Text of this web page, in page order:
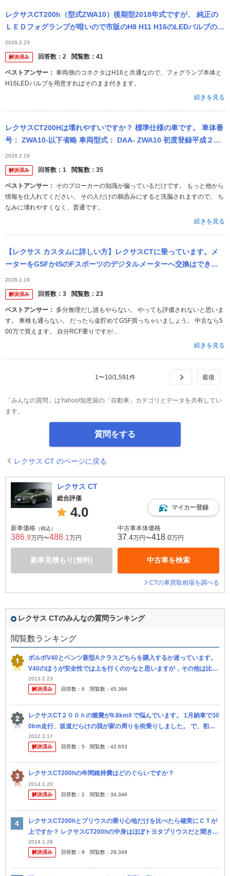
レクサスCT200h（型式ZWA10）後期型2018年式ですが、 純正の
ＬＥＤフォグランプが暗いので市販のH8 H11 H16のLEDバルブの
交換したいのですが、純正LEDバルブのコネクタを外...
2026.2.23
解決済み 回答数： 2 閲覧数： 41
ベストアンサー：
H16LEDバルブを用意すればそのまま付きます。
続きを見る
レクサスCT200Hは壊れやすいですか？ 標準仕様の車です。 車体番
号： ZWA10-以下省略 車両型式： DAA- ZWA10 初度登録平成２３
年（２０１１年） 走行距離14,000キロ、新...
2026.2.19
解決済み 回答数： 1 閲覧数： 35
ベストアンサー：
情報を仕入れてください。 その人だけの鵜呑みにすると洗脳されますので。 ち
なみに壊れやすくなく、普通です。
続きを見る
【レクサス カスタムに詳しい方】レクサスCTに乗っています。メ
ーターをGSFかISのFスポーツのデジタルメーターへ交換はできま
すでしょうか？
2026.1.19
解決済み 回答数： 3 閲覧数： 23
ベストアンサー：
す。 車検も通らない。 だったら金貯めてGSF買っちゃいましょう。 中古なら5
00万で買えます。 自分RCF乗りですが...
続きを見る
1 〜10/1,591 件
「みんなの質問」はYahoo!知恵袋の「自動車」カテゴリとデータを共有してい
ます。
質問をする
レクサス CT のページに戻る
レクサス CT
総合評価
4.0 マイカー登録
新車価格 （税込）
386 .9万円〜488 .1 万円
新車見積もり(無料)
中古車本体価格
37 .4万円〜418 .0万円
中古車を検索
CTの車買取相場を調べる
レクサス CTのみんなの質問ランキング
閲覧数ランキング
ボルボV40とベンツ新型Aクラスどちらを購入するか迷っています。
V40のほうが安全性では上を行くのかなと思いますが，その他は比較
してもよくわかりません。 詳しい方，アドバイスをいただけますと
助...
2013.2.23
解決済み
回答数： 6 閲覧数： 45,366
レクサスCT２００ｈの燃費が9.8km/l で悩んでいます。 1月納車で30
0km走行、坂道だらけの我が家の周りを街乗りしました。 で、初給
油したところ、メーター横の表示どおりの9.8km/l...
2012.3.17
解決済み
回答数： 5 閲覧数： 42,653
レクサスCT200hの年間維持費はどのぐらいですか？
2014.1.20
解決済み
回答数： 2 閲覧数： 34,346
レクサスCT200hとプリウスの乗り心地だけを比べたら確実にＣＴが
上ですか？ レクサスCT200hの中身はほぼトヨタプリウスだと聞きま
す。値段はCTのほうが高価なので、内装がよかったりといったこ...
2014.1.29
解決済み
回答数： 9 閲覧数： 28,349